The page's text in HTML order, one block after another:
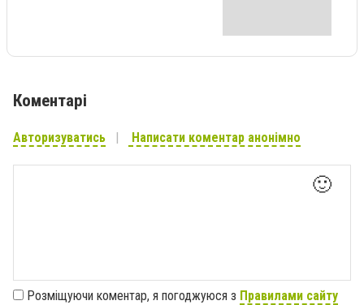
Коментарі
Авторизуватись Написати коментар анонімно
🙂
Розміщуючи коментар, я погоджуюся з Правилами сайту